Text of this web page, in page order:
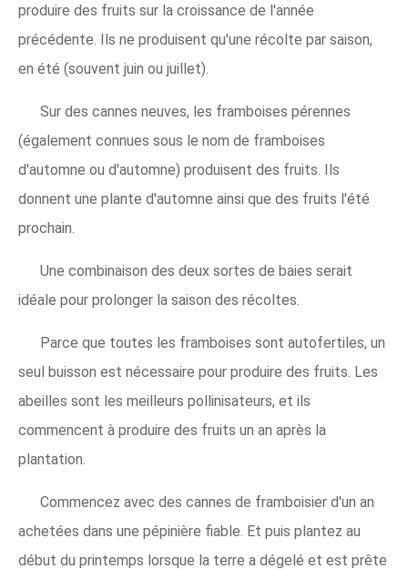
produire des fruits sur la croissance de l'année
précédente. Ils ne produisent qu'une récolte par saison,
en été (souvent juin ou juillet).
Sur des cannes neuves, les framboises pérennes
(également connues sous le nom de framboises
d'automne ou d'automne) produisent des fruits. Ils
donnent une plante d'automne ainsi que des fruits l'été
prochain.
Une combinaison des deux sortes de baies serait
idéale pour prolonger la saison des récoltes.
Parce que toutes les framboises sont autofertiles, un
seul buisson est nécessaire pour produire des fruits. Les
abeilles sont les meilleurs pollinisateurs, et ils
commencent à produire des fruits un an après la
plantation.
Commencez avec des cannes de framboisier d'un an
achetées dans une pépinière fiable. Et puis plantez au
début du printemps lorsque la terre a dégelé et est prête